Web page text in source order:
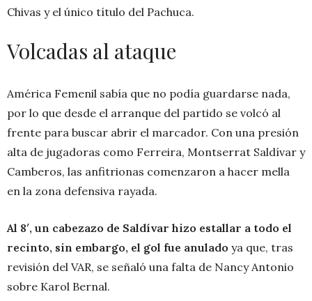
Chivas y el único título del Pachuca.
Volcadas al ataque
América Femenil sabía que no podía guardarse nada,
por lo que desde el arranque del partido se volcó al
frente para buscar abrir el marcador. Con una presión
alta de jugadoras como Ferreira, Montserrat Saldívar y
Camberos, las anfitrionas comenzaron a hacer mella
en la zona defensiva rayada.
Al 8′, un cabezazo de Saldívar hizo estallar a todo el
recinto, sin embargo, el gol fue anulado ya que, tras
revisión del VAR, se señaló una falta de Nancy Antonio
sobre Karol Bernal.